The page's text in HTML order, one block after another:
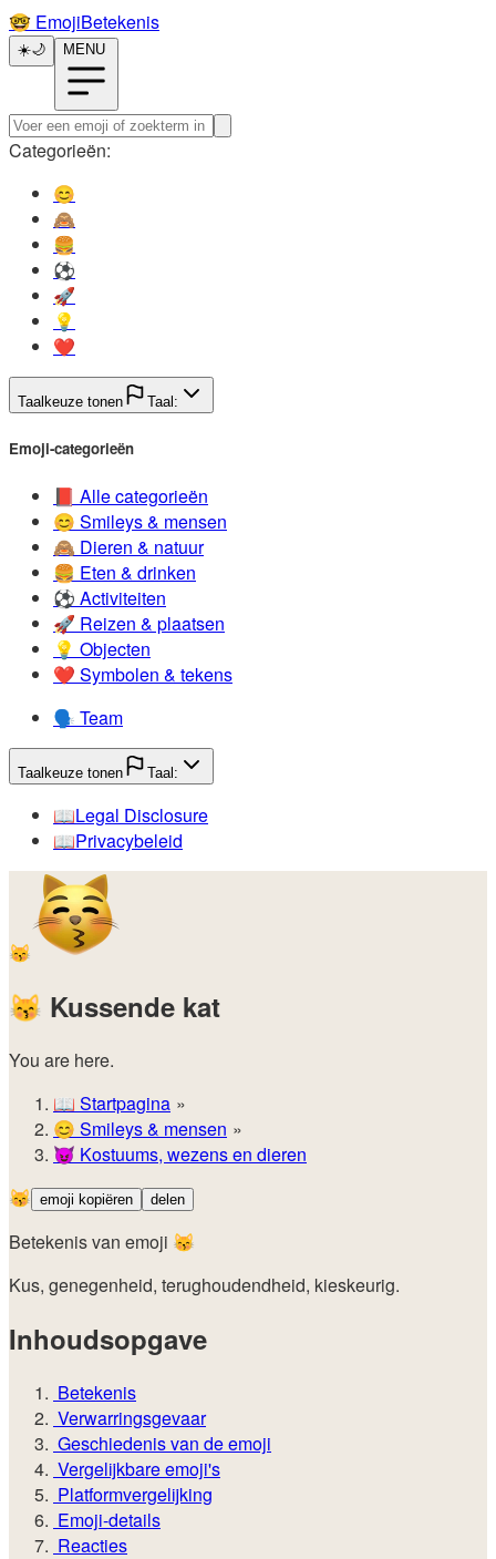
🤓️ EmojiBetekenis
☀️🌙 MENU
Categorieën:
😊️
🙈️
🍔️
⚽️
🚀️
💡️
❤️
Taalkeuze tonen Taal:
Emoji-categorieën
📕️ Alle categorieën
😊️ Smileys & mensen
🙈️ Dieren & natuur
🍔️ Eten & drinken
⚽️ Activiteiten
🚀️ Reizen & plaatsen
💡️ Objecten
❤️ Symbolen & tekens
🗣️ Team
Taalkeuze tonen Taal:
📖️Legal Disclosure
📖️Privacybeleid
😽
😽 Kussende kat
You are here.
📖 Startpagina
😊️ Smileys & mensen
😈 Kostuums, wezens en dieren
😽 emoji kopiëren delen
Betekenis van emoji 😽
Kus, genegenheid, terughoudendheid, kieskeurig.
Inhoudsopgave
Betekenis
Verwarringsgevaar
Geschiedenis van de emoji
Vergelijkbare emoji's
Platformvergelijking
Emoji-details
Reacties